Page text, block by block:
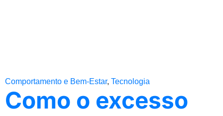
Comportamento e Bem-Estar, Tecnologia
Como o excesso